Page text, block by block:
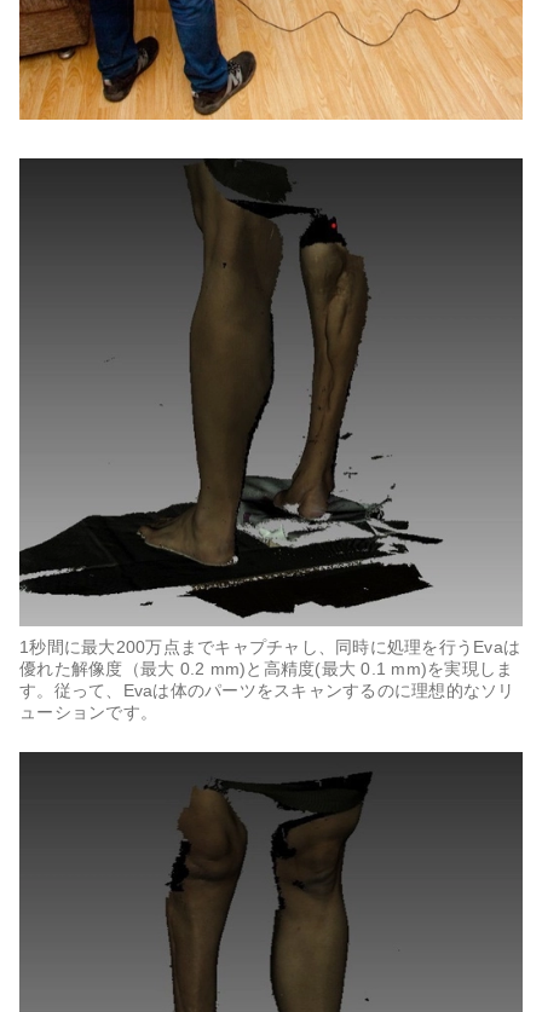
1秒間に最大200万点までキャプチャし、同時に処理を行うEvaは
優れた解像度（最大 0.2 mm)と高精度(最大 0.1 mm)を実現しま
す。従って、Evaは体のパーツをスキャンするのに理想的なソリ
ューションです。​